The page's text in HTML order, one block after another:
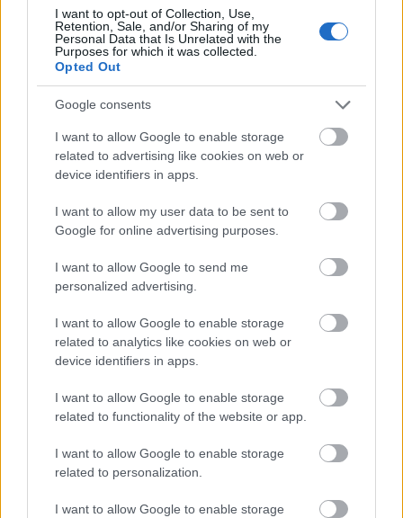
I want to opt-out of Collection, Use,
Retention, Sale, and/or Sharing of my
Personal Data that Is Unrelated with the
Purposes for which it was collected.
Opted Out
Google consents
I want to allow Google to enable storage
related to advertising like cookies on web or
device identifiers in apps.
I want to allow my user data to be sent to
Google for online advertising purposes.
I want to allow Google to send me
personalized advertising.
I want to allow Google to enable storage
related to analytics like cookies on web or
device identifiers in apps.
I want to allow Google to enable storage
related to functionality of the website or app.
I want to allow Google to enable storage
related to personalization.
I want to allow Google to enable storage
VAGY
Haynau (Sons of Monarchy)
14 éve
Két adalék: bocs az elütésekért, ebbe az "extrába"
több is becsúszott. Valamint: az első képen a
tartalék-elemek és a minifigek nincsenek rajta,
ezeket nem számoltam bele az elemek számába.
ZOlien
14 éve
nyitogatást is.
A zöldre egy Naboo őshonos uszkárt tippelnék, a
Droidkecske rendben van.